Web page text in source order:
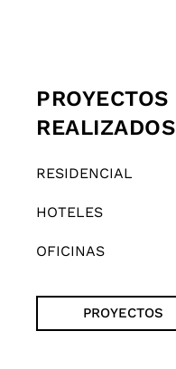
PROYECTOS
REALIZADOS
RESIDENCIAL
HOTELES
OFICINAS
PROYECTOS